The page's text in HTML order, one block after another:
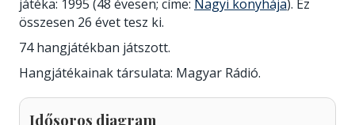
játéka: 1995 (48 évesen; címe: Nagyi konyhája). Ez
összesen 26 évet tesz ki.
74 hangjátékban játszott.
Hangjátékainak társulata: Magyar Rádió.
Idősoros diagram